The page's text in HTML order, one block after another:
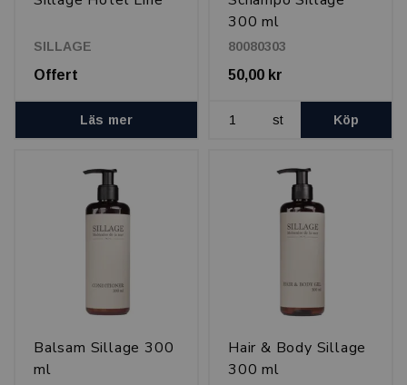
SILLAGE
Offert
Läs mer
300 ml
80080303
50,00 kr
st Köp
Balsam Sillage 300
ml
Hair & Body Sillage
300 ml